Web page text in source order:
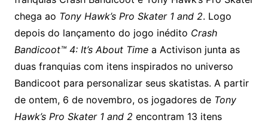
chega ao Tony Hawk’s Pro Skater 1 and 2. Logo
depois do lançamento do jogo inédito Crash
Bandicoot™ 4: It’s About Time a Activison junta as
duas franquias com itens inspirados no universo
Bandicoot para personalizar seus skatistas. A partir
de ontem, 6 de novembro, os jogadores de Tony
Hawk’s Pro Skater 1 and 2 encontram 13 itens